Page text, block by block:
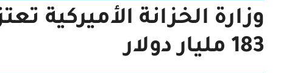
وزارة الخزانة الأميركية
183 مليار دولار